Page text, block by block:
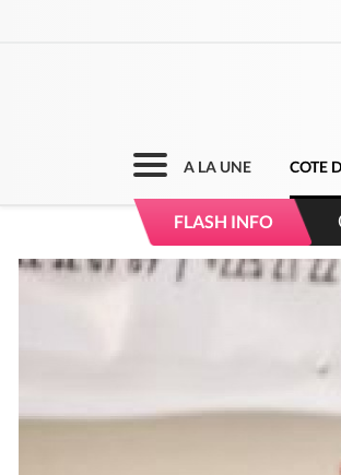
A LA UNE COTE
FLASH INFO